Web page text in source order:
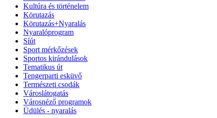
Kultúra és történelem
Körutazás
Körutazás+Nyaralás
Nyaralóprogram
Síút
Sport mérkőzések
Sportos kirándulások
Tematikus út
Tengerparti esküvő
Természeti csodák
Városlátogatás
Városnéző programok
Üdülés - nyaralás